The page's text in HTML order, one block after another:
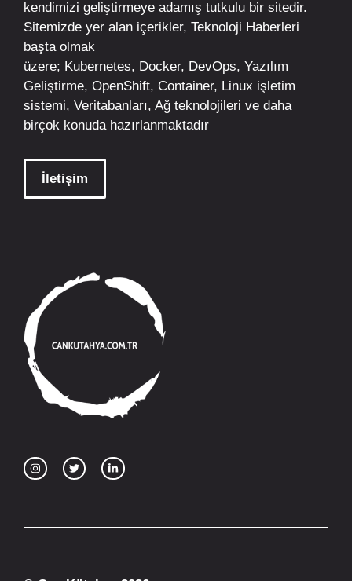
kendimizi geliştirmeye adamış tutkulu bir sitedir.
Sitemizde yer alan içerikler, Teknoloji Haberleri
başta olmak
üzere; Kubernetes, Docker, DevOps, Yazılım
Geliştirme, OpenShift, Container, Linux işletim
sistemi, Veritabanları, Ağ teknolojileri ve daha
birçok konuda hazırlanmaktadır
İletişim